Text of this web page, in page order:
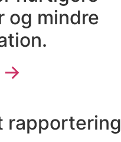
og mindre
→
rapportering